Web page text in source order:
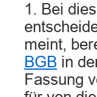
1. Bei
meint,
BGB in
Fassung